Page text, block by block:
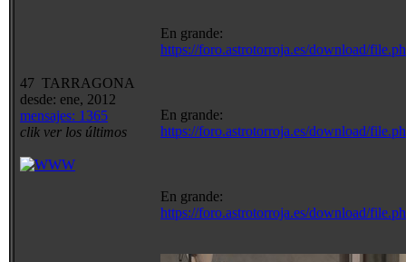
47 TARRAGONA
desde: ene, 2012
mensajes: 1365
clik ver los últimos
En grande:
https://foro.astrotorroja.es/download/
En grande:
https://foro.astrotorroja.es/download/
En grande:
https://foro.astrotorroja.es/download/